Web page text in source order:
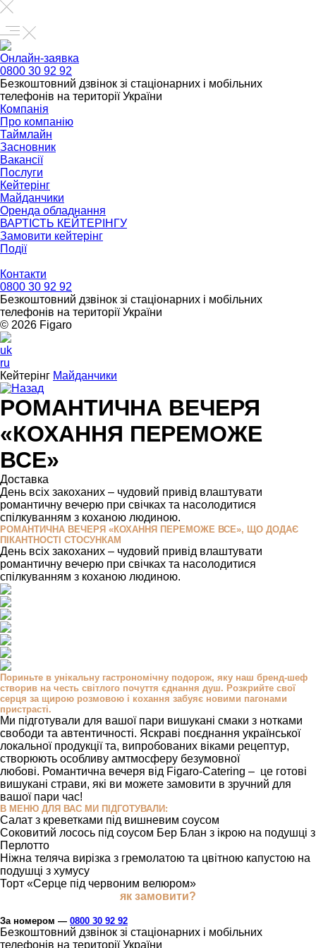
Онлайн-заявка
0800 30 92 92
Безкоштовний дзвінок зі стаціонарних і мобільних
телефонів на території України
Компанія
Про компанію
Таймлайн
Засновник
Вакансії
Послуги
Кейтерінг
Майданчики
Оренда обладнання
ВАРТІСТЬ КЕЙТЕРІНГУ
Замовити кейтерінг
Події
Контакти
0800 30 92 92
Безкоштовний дзвінок зі стаціонарних і мобільних
телефонів на території України
© 2026 Figarо
uk
ru
Кейтерінг Майданчики
Назад
РОМАНТИЧНА ВЕЧЕРЯ
«КОХАННЯ ПЕРЕМОЖЕ
ВСЕ»
Доставка
День всіх закоханих – чудовий привід влаштувати
романтичну вечерю при свічках та насолодитися
спілкуванням з коханою людиною.
РОМАНТИЧНА ВЕЧЕРЯ «КОХАННЯ ПЕРЕМОЖЕ ВСЕ», ЩО ДОДАЄ
ПІКАНТНОСТІ СТОСУНКАМ
День всіх закоханих – чудовий привід влаштувати
романтичну вечерю при свічках та насолодитися
спілкуванням з коханою людиною.
Пориньте в унікальну гастрономічну подорож, яку наш бренд-шеф
створив на честь світлого почуття єднання душ. Розкрийте свої
серця за щирою розмовою і кохання забуяє новими пагонами
пристрасті.
Ми підготували для вашої пари вишукані смаки з нотками
свободи та автентичності. Яскраві поєднання української
локальної продукції та, випробованих віками рецептур,
створюють особливу амтмосферу безумовної
любові. Романтична вечеря від Figaro-Catering – це готові
вишукані страви, які ви можете замовити в зручний для
вашої пари час!
В МЕНЮ ДЛЯ ВАС МИ ПІДГОТУВАЛИ:
Салат з креветками під вишневим соусом
Соковитий лосось під соусом Бер Блан з ікрою на подушці з
Перлотто
Ніжна теляча вирізка з гремолатою та цвітною капустою на
подушці з хумусу
Торт «Серце під червоним велюром»
як замовити?
За номером — 0800 30 92 92
Безкоштовний дзвінок зі стаціонарних і мобільних
телефонів на території України